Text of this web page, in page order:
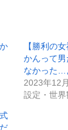
【勝利の
かんって
なかった…
2023年12
設定・世界